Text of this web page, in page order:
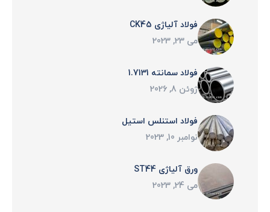
فولاد آلیاژی CK45
می 23, 2023
فولاد سمانته 1.7131
ژوئن 8, 2026
فولاد استنلس استیل
نوامبر 10, 2023
ورق آلیاژی ST44
می 24, 2023